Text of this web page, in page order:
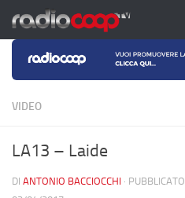
Salta al contenuto
VIDEO
LA13 – Laide
DI ANTONIO BACCIOCCHI · PUBBLICATO